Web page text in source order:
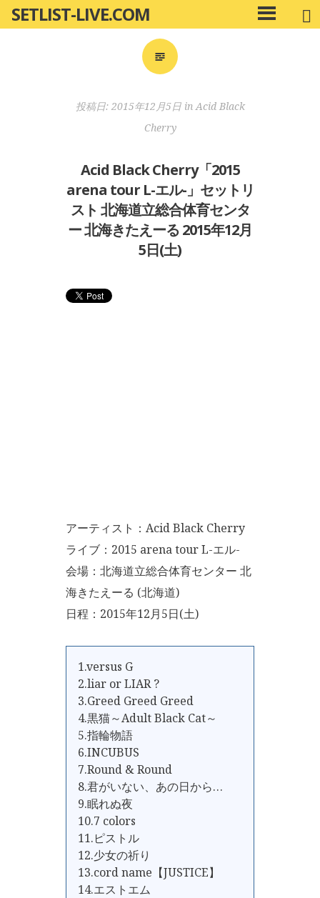
ン
SETLIST-LIVE.COM
メ
イ
投稿日: 2015年12月5日inAcid Black
Cherry
Acid Black Cherry「2015
arena tour L-エル-」セットリ
スト 北海道立総合体育センタ
ー 北海きたえーる 2015年12月
5日(土)
アーティスト：Acid Black Cherry
ライブ：2015 arena tour L-エル-
会場：北海道立総合体育センター 北
海きたえーる (北海道)
日程：2015年12月5日(土)
1.versus G
2.liar or LIAR ?
3.Greed Greed Greed
4.黒猫～Adult Black Cat～
5.指輪物語
6.INCUBUS
7.Round & Round
8.君がいない、あの日から…
9.眠れぬ夜
10.7 colors
11.ピストル
12.少女の祈り
13.cord name【JUSTICE】
14.エストエム